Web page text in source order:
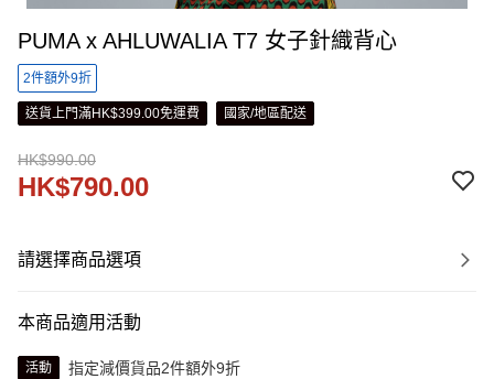
PUMA x AHLUWALIA T7 女子針織背心
2件額外9折
送貨上門滿HK$399.00免運費 國家/地區配送
HK$990.00
HK$790.00
請選擇商品選項
本商品適用活動
活動 指定減價貨品2件額外9折